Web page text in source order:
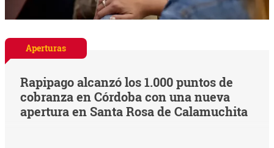
Aperturas
Rapipago alcanzó los 1.000 puntos de
cobranza en Córdoba con una nueva
apertura en Santa Rosa de Calamuchita